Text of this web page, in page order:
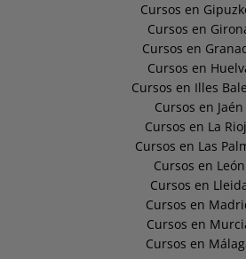
Cursos en
Cursos en
Cursos en
Cursos en
Cursos en Illes
Cursos en Jaén
Cursos en La
Cursos en Las
Cursos en León
Cursos en
Cursos en
Cursos en
Cursos en